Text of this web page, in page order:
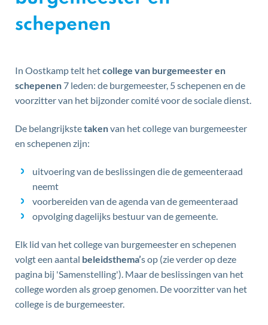
schepenen
In Oostkamp telt hetcollege van burgemeester en
schepenen 7 leden: de burgemeester, 5 schepenen en de
voorzitter van het bijzonder comité voor de sociale dienst.
De belangrijkstetakenvan het college van burgemeester
en schepenen zijn:
uitvoering van de beslissingen die de gemeenteraad
neemt
voorbereiden van de agenda van de gemeenteraad
opvolging dagelijks bestuur van de gemeente.
Elk lid van het college van burgemeester en schepenen
volgt een aantal beleidsthema’s op (zie verder op deze
pagina bij 'Samenstelling'). Maar de beslissingen van het
college worden als groep genomen. De voorzitter van het
college is de burgemeester.